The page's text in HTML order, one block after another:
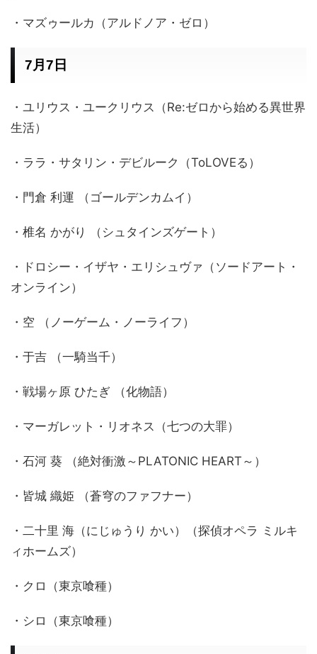
・マズゥールカ（アルドノア・ゼロ）
7月7日
・ユリウス・ユークリウス（Re:ゼロから始める異世界
生活）
・ララ・サタリン・デビルーク（ToLOVEる）
・門倉 利運 （ゴールデンカムイ）
・椎名 かがり （シュタインズゲート）
・ドロシー・イザヤ・エリシュヴァ（ソードアート・
オンライン）
・空 （ノーゲーム・ノーライフ）
・于吉 （一騎当千）
・戦場ヶ原 ひたぎ （化物語）
・マーガレット・リオネス（七つの大罪）
・石河 葵 （絶対衝激～PLATONIC HEART～）
・皆城 織姫 （蒼穹のファフナー）
・二十里 海（にじゅうり かい）（探偵オペラ ミルキ
ィホームズ）
・クロ（東京喰種）
・シロ（東京喰種）